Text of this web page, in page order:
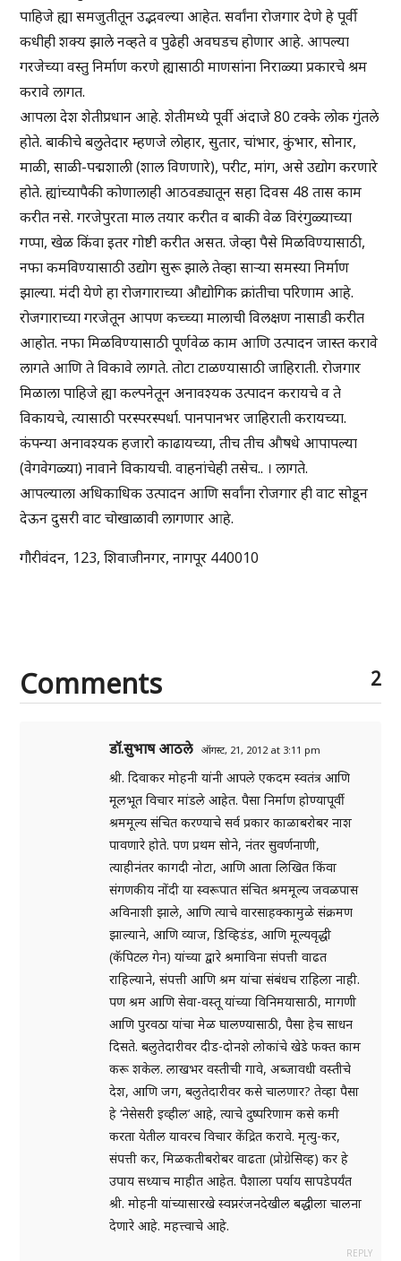
पाहिजे ह्या समजुतीतून उद्भवल्या आहेत. सर्वांना रोजगार देणे हे पूर्वी
कधीही शक्य झाले नव्हते व पुढेही अवघडच होणार आहे. आपल्या
गरजेच्या वस्तु निर्माण करणे ह्यासाठी माणसांना निराळ्या प्रकारचे श्रम
करावे लागत.
आपला देश शेतीप्रधान आहे. शेतीमध्ये पूर्वी अंदाजे 80 टक्के लोक गुंतले
होते. बाकीचे बलुतेदार म्हणजे लोहार, सुतार, चांभार, कुंभार, सोनार,
माळी, साळी-पद्मशाली (शाल विणणारे), परीट, मांग, असे उद्योग करणारे
होते. ह्यांच्यापैकी कोणालाही आठवड्यातून सहा दिवस 48 तास काम
करीत नसे. गरजेपुरता माल तयार करीत व बाकी वेळ विरंगुळ्याच्या
गप्पा, खेळ किंवा इतर गोष्टी करीत असत. जेव्हा पैसे मिळविण्यासाठी,
नफा कमविण्यासाठी उद्योग सुरू झाले तेव्हा साऱ्या समस्या निर्माण
झाल्या. मंदी येणे हा रोजगाराच्या औद्योगिक क्रांतीचा परिणाम आहे.
रोजगाराच्या गरजेतून आपण कच्च्या मालाची विलक्षण नासाडी करीत
आहोत. नफा मिळविण्यासाठी पूर्णवेळ काम आणि उत्पादन जास्त करावे
लागते आणि ते विकावे लागते. तोटा टाळण्यासाठी जाहिराती. रोजगार
मिळाला पाहिजे ह्या कल्पनेतून अनावश्यक उत्पादन करायचे व ते
विकायचे, त्यासाठी परस्परस्पर्धा. पानपानभर जाहिराती करायच्या.
कंपन्या अनावश्यक हजारो काढायच्या, तीच तीच औषधे आपापल्या
(वेगवेगळ्या) नावाने विकायची. वाहनांचेही तसेच.. । लागते.
आपल्याला अधिकाधिक उत्पादन आणि सर्वांना रोजगार ही वाट सोडून
देऊन दुसरी वाट चोखाळावी लागणार आहे.
गौरीवंदन, 123, शिवाजीनगर, नागपूर 440010
Comments 2
डॉ.सुभाष आठले ऑगस्ट, 21, 2012 at 3:11 pm
श्री. दिवाकर मोहनी यांनी आपले एकदम स्वतंत्र आणि
मूलभूत विचार मांडले आहेत. पैसा निर्माण होण्यापूर्वी
श्रममूल्य संचित करण्याचे सर्व प्रकार काळाबरोबर नाश
पावणारे होते. पण प्रथम सोने, नंतर सुवर्णनाणी,
त्याहीनंतर कागदी नोटा, आणि आता लिखित किंवा
संगणकीय नोंदी या स्वरूपात संचित श्रममूल्य जवळपास
अविनाशी झाले, आणि त्याचे वारसाहक्कामुळे संक्रमण
झाल्याने, आणि व्याज, डिव्हिडंड, आणि मूल्यवृद्धी
(कॅपिटल गेन) यांच्या द्वारे श्रमाविना संपत्ती वाढत
राहिल्याने, संपत्ती आणि श्रम यांचा संबंधच राहिला नाही.
पण श्रम आणि सेवा-वस्तू यांच्या विनिमयासाठी, मागणी
आणि पुरवठा यांचा मेळ घालण्यासाठी, पैसा हेच साधन
दिसते. बलुतेदारीवर दीड-दोनशे लोकांचे खेडे फक्त काम
करू शकेल. लाखभर वस्तीची गावे, अब्जावधी वस्तीचे
देश, आणि जग, बलुतेदारीवर कसे चालणार? तेव्हा पैसा
हे ‘नेसेसरी इव्हील’ आहे, त्याचे दुष्परिणाम कसे कमी
करता येतील यावरच विचार केंद्रित करावे. मृत्यु-कर,
संपत्ती कर, मिळकतीबरोबर वाढता (प्रोग्रेसिव्ह) कर हे
उपाय सध्याच माहीत आहेत. पैशाला पर्याय सापडेपर्यंत
श्री. मोहनी यांच्यासारखे स्वप्नरंजनदेखील बद्धीला चालना
देणारे आहे. महत्त्वाचे आहे.
REPLY